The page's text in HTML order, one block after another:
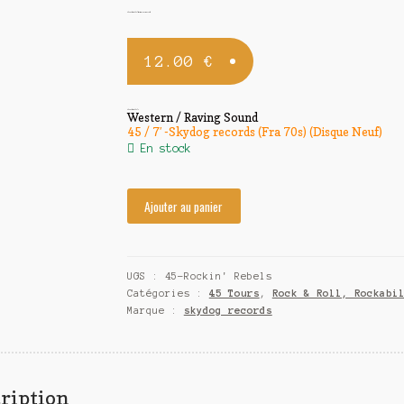
12.00€
Western / Raving Sound
45 / 7′ -Skydog records (Fra 70s) (Disque Neuf)
En stock
Ajouter au panier
UGS : 45-Rockin' Rebels
Catégories : 45 Tours , Rock & Roll,
Marque :
skydog records